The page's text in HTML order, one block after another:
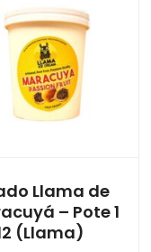
Llama de
– Pote 1
(Llama)